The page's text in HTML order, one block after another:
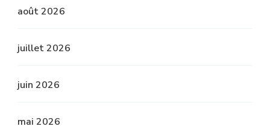
août 2026
juillet 2026
juin 2026
mai 2026